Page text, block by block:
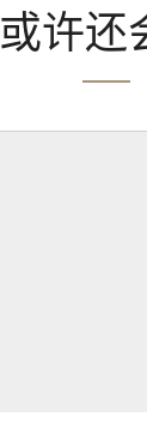
许还